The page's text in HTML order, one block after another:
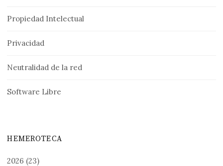
Propiedad Intelectual
Privacidad
Neutralidad de la red
Software Libre
HEMEROTECA
2026 (23)